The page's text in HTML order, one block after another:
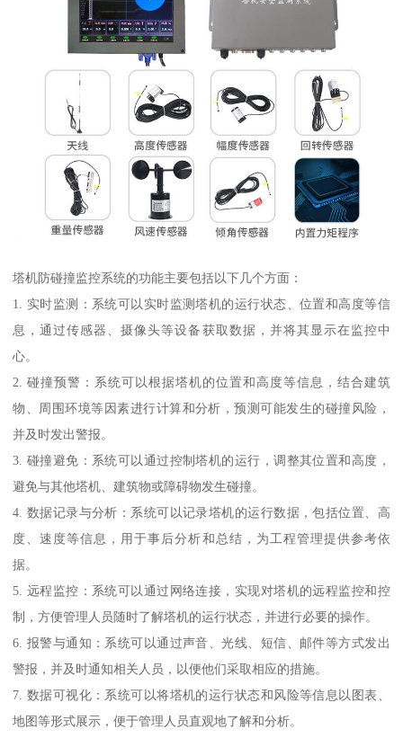
塔机防碰撞监控系统的功能主要包括以下几个方面：
1. 实时监测：系统可以实时监测塔机的运行状态、位置和高度等信
息，通过传感器、摄像头等设备获取数据，并将其显示在监控中
心。
2. 碰撞预警：系统可以根据塔机的位置和高度等信息，结合建筑
物、周围环境等因素进行计算和分析，预测可能发生的碰撞风险，
并及时发出警报。
3. 碰撞避免：系统可以通过控制塔机的运行，调整其位置和高度，
避免与其他塔机、建筑物或障碍物发生碰撞。
4. 数据记录与分析：系统可以记录塔机的运行数据，包括位置、高
度、速度等信息，用于事后分析和总结，为工程管理提供参考依
据。
5. 远程监控：系统可以通过网络连接，实现对塔机的远程监控和控
制，方便管理人员随时了解塔机的运行状态，并进行必要的操作。
6. 报警与通知：系统可以通过声音、光线、短信、邮件等方式发出
警报，并及时通知相关人员，以便他们采取相应的措施。
7. 数据可视化：系统可以将塔机的运行状态和风险等信息以图表、
地图等形式展示，便于管理人员直观地了解和分析。